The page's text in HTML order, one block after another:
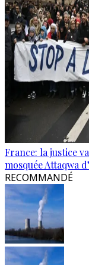
France: la justice
mosquée Attaqwa
RECOMMANDÉ